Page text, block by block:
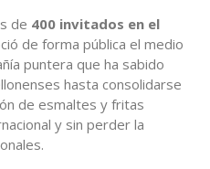
de 400 invitados en el
de forma pública el medio
puntera que ha sabido
hasta consolidarse
de esmaltes y fritas
y sin perder la